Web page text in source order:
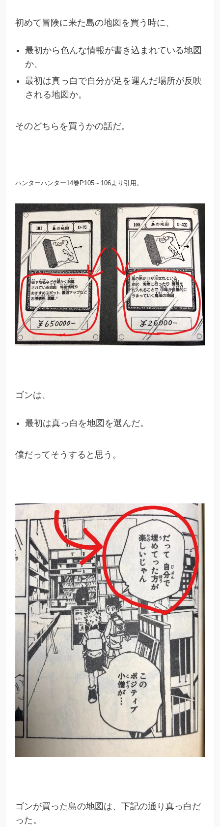
初めて冒険に来た島の地図を買う時に、
最初から色んな情報が書き込まれている地図
か、
最初は真っ白で自分が足を運んだ場所が反映
される地図か。
そのどちらを買うかの話だ。
ハンターハンター14巻P105～106より引用。
ゴンは、
最初は真っ白を地図を選んだ。
僕だってそうすると思う。
ゴンが買った島の地図は、下記の通り真っ白だ
った。